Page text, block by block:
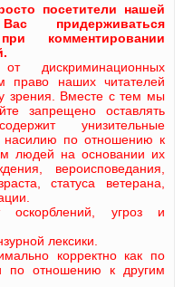
посетители нашей
придерживаться
комментировании
дискриминационных
наших читателей
зрения. Вместе с тем мы
запрещено оставлять
унизительные
насилию по отношению к
людей на основании их
вероисповедания,
статуса ветерана,
оскорблений, угроз и
лексики.
корректно как по
по отношению к другим